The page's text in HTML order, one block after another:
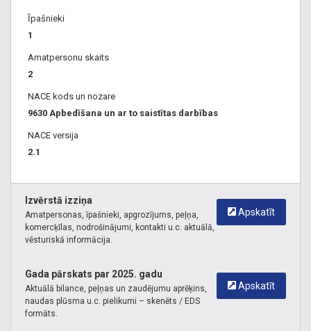
Bēru transporta pakalpojumi
Atvadu zāles Rīgā
Repatriācija no ārzemēm
Apbedīšanas pakalpojumi 24/7
Cik maksā zārks
birojs Rīgā Brasa
organizēšana Brasa
Īpašnieki
1
Amatpersonu skaits
2
NACE kods un nozare
9630 Apbedīšana un ar to saistītas darbības
NACE versija
2.1
Apskatīt
Izvērstā izziņa
Amatpersonas, īpašnieki, apgrozījums, peļņa,
komercķīlas, nodrošinājumi, kontakti u.c. aktuālā,
vēsturiskā informācija.
Apskatīt
Gada pārskats par 2025. gadu
Aktuālā bilance, peļņas un zaudējumu aprēķins,
naudas plūsma u.c. pielikumi – skenēts / EDS
formāts.